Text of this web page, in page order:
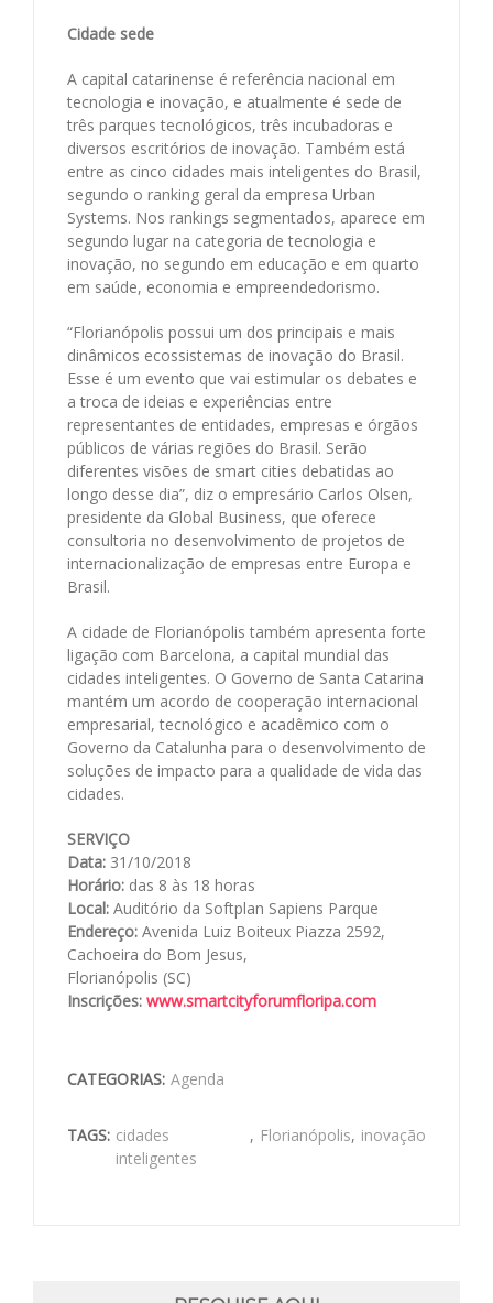
Cidade sede
A capital catarinense é referência nacional em
tecnologia e inovação, e atualmente é sede de
três parques tecnológicos, três incubadoras e
diversos escritórios de inovação. Também está
entre as cinco cidades mais inteligentes do Brasil,
segundo o ranking geral da empresa Urban
Systems. Nos rankings segmentados, aparece em
segundo lugar na categoria de tecnologia e
inovação, no segundo em educação e em quarto
em saúde, economia e empreendedorismo.
“Florianópolis possui um dos principais e mais
dinâmicos ecossistemas de inovação do Brasil.
Esse é um evento que vai estimular os debates e
a troca de ideias e experiências entre
representantes de entidades, empresas e órgãos
públicos de várias regiões do Brasil. Serão
diferentes visões de smart cities debatidas ao
longo desse dia”, diz o empresário Carlos Olsen,
presidente da Global Business, que oferece
consultoria no desenvolvimento de projetos de
internacionalização de empresas entre Europa e
Brasil.
A cidade de Florianópolis também apresenta forte
ligação com Barcelona, a capital mundial das
cidades inteligentes. O Governo de Santa Catarina
mantém um acordo de cooperação internacional
empresarial, tecnológico e acadêmico com o
Governo da Catalunha para o desenvolvimento de
soluções de impacto para a qualidade de vida das
cidades.
SERVIÇO
Data: 31/10/2018
Horário: das 8 às 18 horas
Local: Auditório da Softplan Sapiens Parque
Endereço: Avenida Luiz Boiteux Piazza 2592,
Cachoeira do Bom Jesus,
Florianópolis (SC)
Inscrições: www.smartcityforumfloripa.com
CATEGORIAS: Agenda
TAGS: cidades
inteligentes
, Florianópolis, inovação